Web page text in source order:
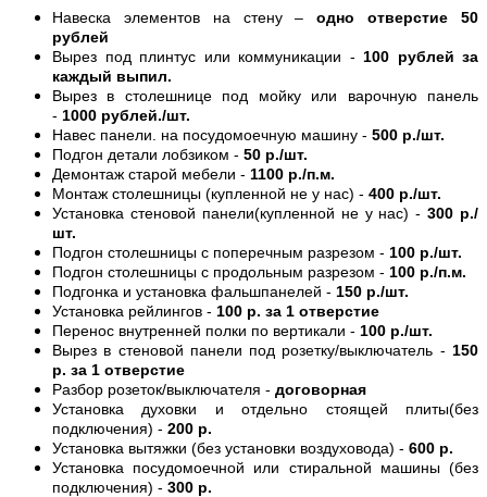
Навеска элементов на стену –одно отверстие 50
рублей
Вырез под плинтус или коммуникации - 100 рублей за
каждый выпил.
Вырез в столешнице под мойку или варочную панель
- 1000 рублей./шт.
Навес панели. на посудомоечную машину - 500 р./шт.
Подгон детали лобзиком - 50 р./шт.
Демонтаж старой мебели - 1100 р./п.м.
Монтаж столешницы (купленной не у нас) - 400 р./шт.
Установка стеновой панели(купленной не у нас) -300 р./
шт.
Подгон столешницы с поперечным разрезом - 100 р./шт.
Подгон столешницы с продольным разрезом - 100 р./п.м.
Подгонка и установка фальшпанелей - 150 р./шт.
Установка рейлингов - 100 р. за 1 отверстие
Перенос внутренней полки по вертикали - 100 р./шт.
Вырез в стеновой панели под розетку/выключатель - 150
р. за 1 отверстие
Разбор розеток/выключателя - договорная
Установка духовки и отдельно стоящей плиты(без
подключения) - 200 р.
Установка вытяжки (без установки воздуховода) - 600 р.
Установка посудомоечной или стиральной машины (без
подключения) - 300 р.